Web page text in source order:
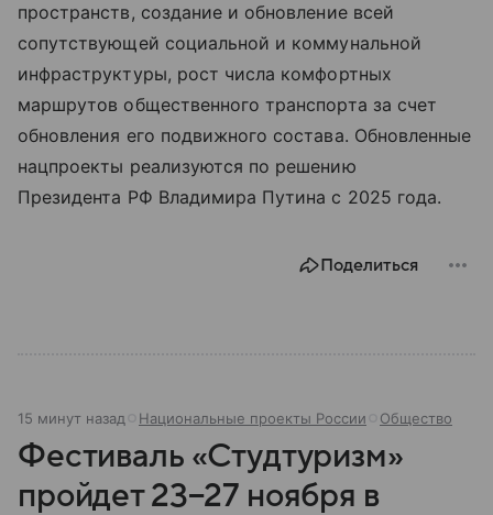
пространств, создание и обновление всей
сопутствующей социальной и коммунальной
инфраструктуры, рост числа комфортных
маршрутов общественного транспорта за счет
обновления его подвижного состава. Обновленные
нацпроекты реализуются по решению
Президента РФ Владимира Путина с 2025 года.
Поделиться
15 минут назад Национальные проекты России Общество
Фестиваль «Студтуризм»
пройдет 23−27 ноября в